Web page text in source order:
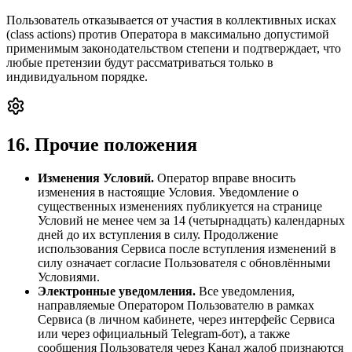
Пользователь отказывается от участия в коллективных исках
(class actions) против Оператора в максимально допустимой
применимым законодательством степени и подтверждает, что
любые претензии будут рассматриваться только в
индивидуальном порядке.
16. Прочие положения
Изменения Условий. Оператор вправе вносить
изменения в настоящие Условия. Уведомление о
существенных изменениях публикуется на странице
Условий не менее чем за 14 (четырнадцать) календарных
дней до их вступления в силу. Продолжение
использования Сервиса после вступления изменений в
силу означает согласие Пользователя с обновлёнными
Условиями.
Электронные уведомления. Все уведомления,
направляемые Оператором Пользователю в рамках
Сервиса (в личном кабинете, через интерфейс Сервиса
или через официальный Telegram-бот), а также
сообщения Пользователя через Канал жалоб признаются